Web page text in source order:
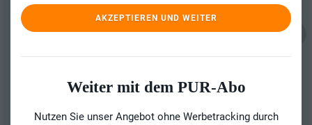
AKZEPTIEREN UND WEITER
Weiter mit dem PUR-Abo
Nutzen Sie unser Angebot ohne Werbetracking durch